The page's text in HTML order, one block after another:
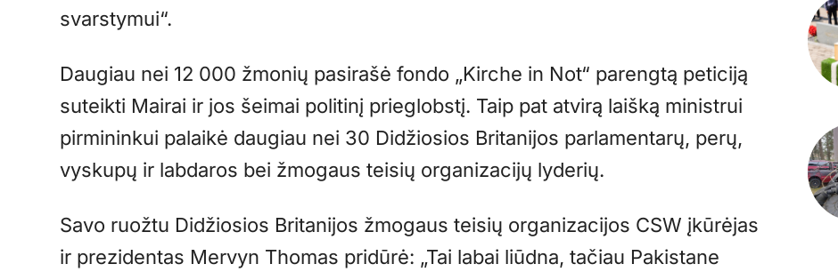
svarstymui“.
Daugiau nei 12 000 žmonių pasirašė fondo „Kirche in Not“ parengtą peticiją
suteikti Mairai ir jos šeimai politinį prieglobstį. Taip pat atvirą laišką ministrui
pirmininkui palaikė daugiau nei 30 Didžiosios Britanijos parlamentarų, perų,
vyskupų ir labdaros bei žmogaus teisių organizacijų lyderių.
Savo ruožtu Didžiosios Britanijos žmogaus teisių organizacijos CSW įkūrėjas
ir prezidentas Mervyn Thomas pridūrė: „Tai labai liūdna, tačiau Pakistane